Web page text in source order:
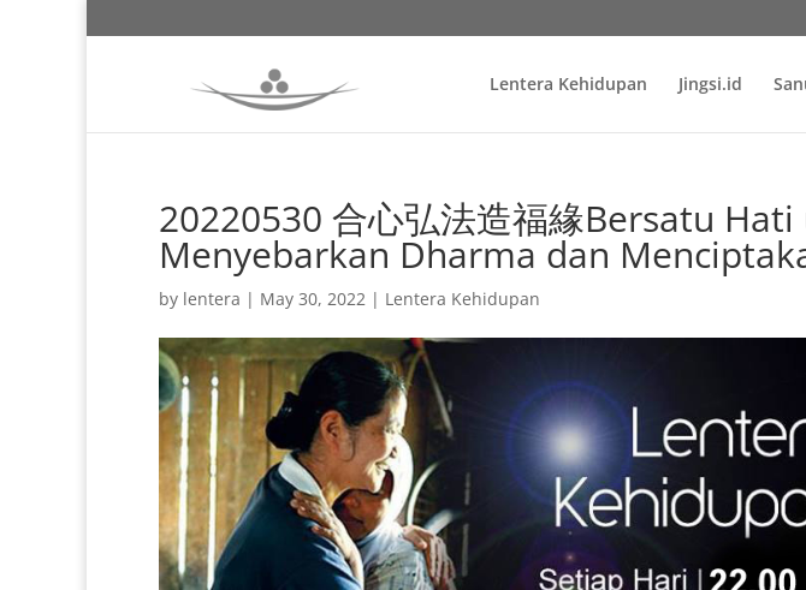
Lentera Kehidupan Jingsi.id
20220530 合心弘法造福緣Bersatu
Menyebarkan Dharma dan
by lentera | May 30, 2022 | Lentera Kehidupan